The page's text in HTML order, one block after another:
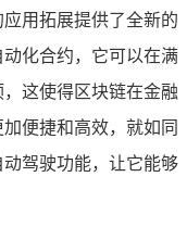
用拓展提供了全新的
化合约，它可以在满
这使得区块链在金融
便捷和高效，就如同
驾驶功能，让它能够